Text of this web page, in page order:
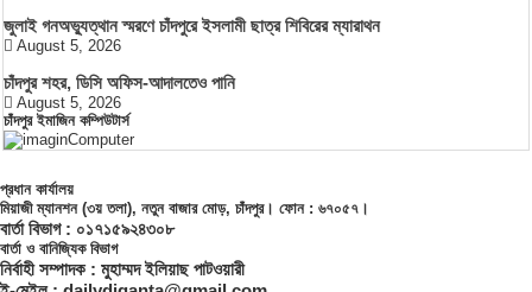
জুলাই গনঅভ্যুত্থান স্মরণে চাঁদপুরে ইসলামী ছাত্র শিবিরের ম্যারাথন
August 5, 2026
চাঁদপুর শহর, ডিসি অফিস-আদালতেও পানি
August 5, 2026
চাঁদপুর ইমাজিন কম্পিউটার্স
প্রধান কার্যালয়
মিয়াজী ম্যানশন (৩য় তলা), নতুন বাজার মোড়, চাঁদপুর। ফোন : ৬৭০৫৭।
বার্তা বিভাগ : ০১৭১৫৯২৪৩০৮
বার্তা ও বানিজ্যিক বিভাগ
নির্বাহী সম্পাদক : মুহাম্মদ ইলিয়াছ পাটওয়ারী